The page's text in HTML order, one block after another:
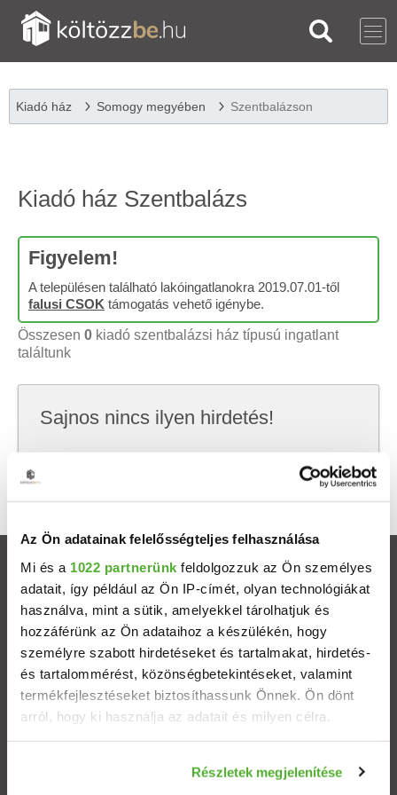
Az Ön adatainak felelősségteljes felhasználása
Mi és a 1022 partnerünk feldolgozzuk az Ön személyes
adatait, így például az Ön IP-címét, olyan technológiákat
használva, mint a sütik, amelyekkel tárolhatjuk és
hozzáférünk az Ön adataihoz a készülékén, hogy
személyre szabott hirdetéseket és tartalmakat, hirdetés-
és tartalommérést, közönségbetekintéseket, valamint
termékfejlesztéseket biztosíthassunk Önnek. Ön dönt
arról, hogy ki használja az adatait és milyen célra.
Információgyűjtés az Ön földrajzi elhelyezkedéséről
Részletek megjelenítése
Kiadó ház Somogy megyében Szentbalázson
Kiadó ház Szentbalázs
Figyelem!
A településen található lakóingatlanokra 2019.07.01-től
falusi CSOK támogatás vehető igénybe.
Összesen 0 kiadó szentbalázsi ház típusú ingatlant
találtunk
Sajnos nincs ilyen hirdetés!
keresni, hátha akkor megtalálod, amit keresel.
Ingatlanok
Eladó házak
Eladó lakások
Települések